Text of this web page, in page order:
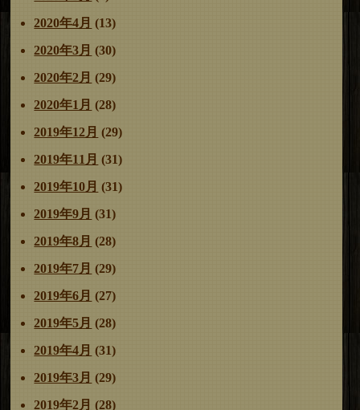
2020年4月 (13)
2020年3月 (30)
2020年2月 (29)
2020年1月 (28)
2019年12月 (29)
2019年11月 (31)
2019年10月 (31)
2019年9月 (31)
2019年8月 (28)
2019年7月 (29)
2019年6月 (27)
2019年5月 (28)
2019年4月 (31)
2019年3月 (29)
2019年2月 (28)